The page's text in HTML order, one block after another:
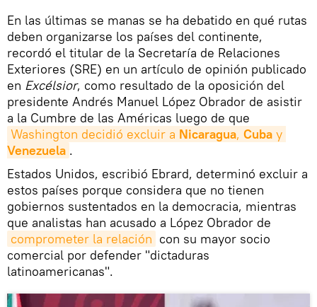
En las últimas se manas se ha debatido en qué rutas
deben organizarse los países del continente,
recordó el titular de la Secretaría de Relaciones
Exteriores (SRE) en un artículo de opinión publicado
en Excélsior, como resultado de la oposición del
presidente Andrés Manuel López Obrador de asistir
a la Cumbre de las Américas luego de que
Washington decidió excluir a Nicaragua, Cuba
Venezuela .
Estados Unidos, escribió Ebrard, determinó excluir a
estos países porque considera que no tienen
gobiernos sustentados en la democracia, mientras
que analistas han acusado a López Obrador de
comprometer la relación con su mayor socio
comercial por defender "dictaduras
latinoamericanas".